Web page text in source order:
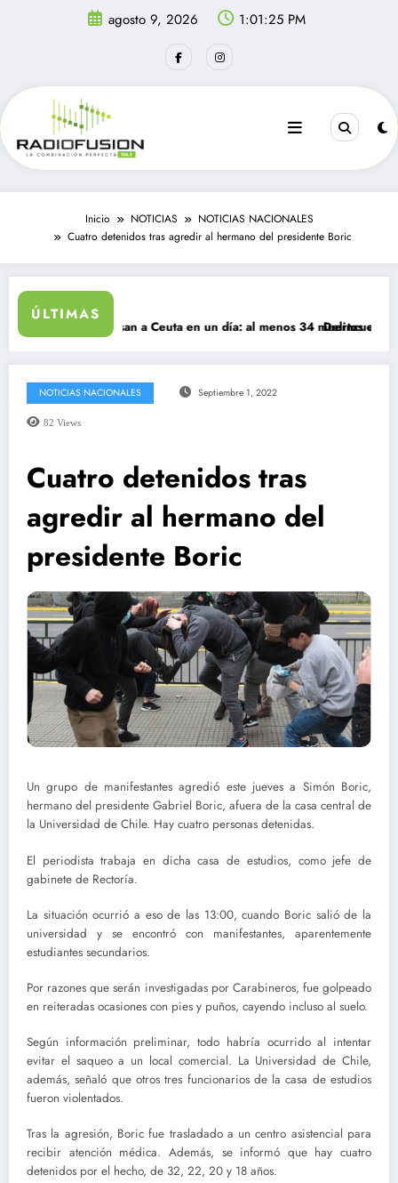
agosto 9, 2026 1:01:25 PM
Inicio NOTICIAS
NOTICIAS NACIONALES
Cuatro detenidos tras agredir al hermano del presidente Boric
ÚLTIMAS
ingresan a Ceuta en un día: al menos 34 muertos en la crisis.
Delincuentes
NOTICIAS NACIONALES Septiembre 1, 2022
82 Views
Cuatro detenidos tras
agredir al hermano del
presidente Boric
Un grupo de manifestantes agredió este jueves a Simón Boric,
hermano del presidente Gabriel Boric, afuera de la casa central de
la Universidad de Chile. Hay cuatro personas detenidas.
El periodista trabaja en dicha casa de estudios, como jefe de
gabinete de Rectoría.
La situación ocurrió a eso de las 13:00, cuando Boric salió de la
universidad y se encontró con manifestantes, aparentemente
estudiantes secundarios.
Por razones que serán investigadas por Carabineros, fue golpeado
en reiteradas ocasiones con pies y puños, cayendo incluso al suelo.
Según información preliminar, todo habría ocurrido al intentar
evitar el saqueo a un local comercial. La Universidad de Chile,
además, señaló que otros tres funcionarios de la casa de estudios
fueron violentados.
Tras la agresión, Boric fue trasladado a un centro asistencial para
recibir atención médica. Además, se informó que hay cuatro
detenidos por el hecho, de 32, 22, 20 y 18 años.